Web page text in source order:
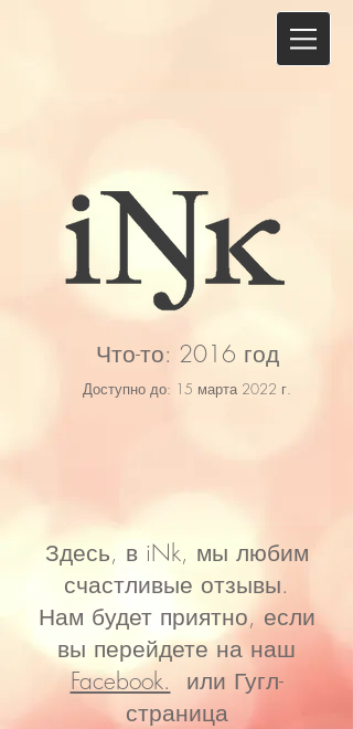
Что-то: 2016 год
Доступно до: 15 марта 2022 г.
Здесь, в iNk, мы любим
счастливые отзывы.
Нам будет приятно, если
вы перейдете на наш
Facebook. или Гугл-
страница